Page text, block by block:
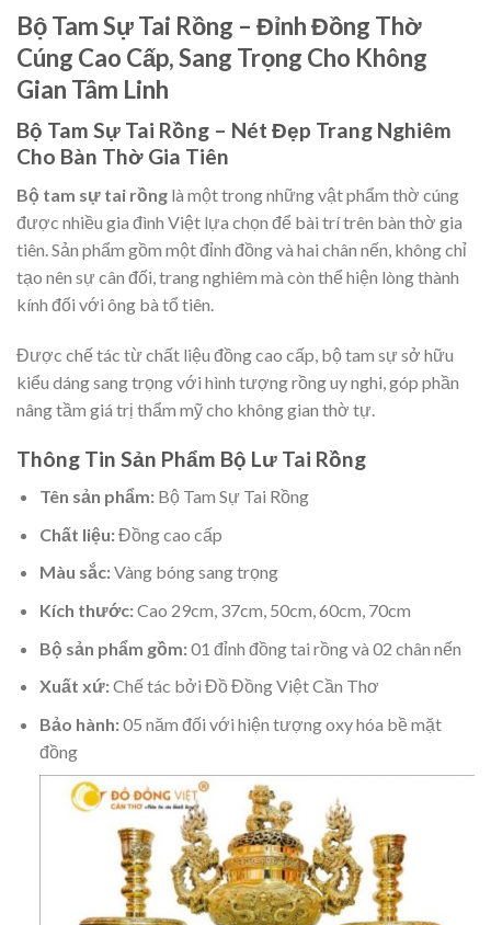
Bộ Tam Sự Tai Rồng – Đỉnh Đồng Thờ
Cúng Cao Cấp, Sang Trọng Cho Không
Gian Tâm Linh
Bộ Tam Sự Tai Rồng – Nét Đẹp Trang Nghiêm
Cho Bàn Thờ Gia Tiên
Bộ tam sự tai rồng là một trong những vật phẩm thờ cúng
được nhiều gia đình Việt lựa chọn để bài trí trên bàn thờ gia
tiên. Sản phẩm gồm một đỉnh đồng và hai chân nến, không chỉ
tạo nên sự cân đối, trang nghiêm mà còn thể hiện lòng thành
kính đối với ông bà tổ tiên.
Được chế tác từ chất liệu đồng cao cấp, bộ tam sự sở hữu
kiểu dáng sang trọng với hình tượng rồng uy nghi, góp phần
nâng tầm giá trị thẩm mỹ cho không gian thờ tự.
Thông Tin Sản Phẩm Bộ Lư Tai Rồng
Tên sản phẩm:Bộ Tam Sự Tai Rồng
Chất liệu:Đồng cao cấp
Màu sắc:Vàng bóng sang trọng
Kích thước:Cao 29cm, 37cm, 50cm, 60cm, 70cm
Bộ sản phẩm gồm:01 đỉnh đồng tai rồng và 02 chân nến
Xuất xứ:Chế tác bởi Đồ Đồng Việt Cần Thơ
Bảo hành:05 năm đối với hiện tượng oxy hóa bề mặt
đồng